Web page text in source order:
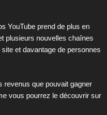
YouTube prend de plus en
plusieurs nouvelles chaînes
et davantage de personnes
revenus que pouvait gagner
vous pourrez le découvrir sur